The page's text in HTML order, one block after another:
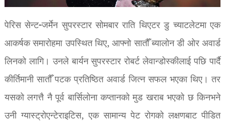
पेरिस सेन्ट-जर्मेन सुपरस्टार सोमबार राति थिएटर डु च्याटलेटमा एक
आकर्षक समारोहमा उपस्थित थिए, आफ्नो सातौँ ब्यालोन डी ओर अवार्ड
लिनको लागि। उनले बार्यन सुपरस्टार रोबर्ट लेवान्डोस्कीलाई पछि पार्दै
कीर्तिमानी सातौँ पटक प्रतिष्ठित अवार्ड जित्न सफल भएका थिए। तर
यसको लगत्तै नै पूर्व बार्सिलोना कप्तानको मुड खराब भएको छ किनभने
उनी ग्यास्ट्रोएन्टेराइटिस, एक सामान्य पेट रोगको लक्षणबाट पीडित